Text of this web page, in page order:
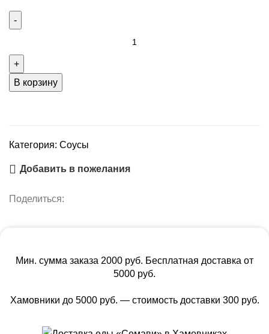
Мацони
В корзину
Категория: Соусы
Добавить в пожелания
Поделиться:
Мин. сумма заказа 2000 руб. Бесплатная доставка от
5000 руб.
Хамовники до 5000 руб. — стоимость доставки 300 руб.